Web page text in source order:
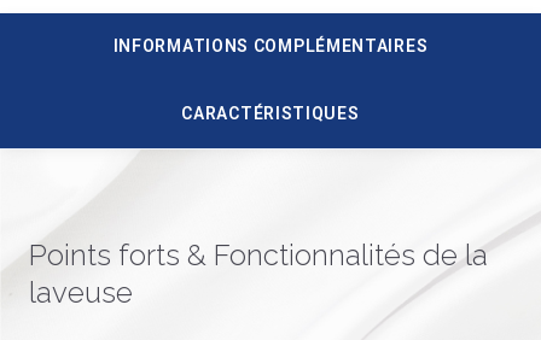
INFORMATIONS COMPLÉMENTAIRES
CARACTÉRISTIQUES
Points forts & Fonctionnalités de la
laveuse